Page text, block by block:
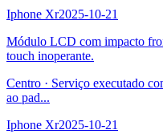
Iphone Xr2025-10-21
Módulo LCD com impacto
touch inoperante.
Centro · Serviço executado
ao pad...
Iphone Xr2025-10-21